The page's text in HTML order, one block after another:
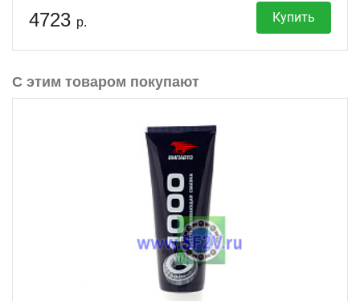
4723 р. Купить
С этим товаром покупают